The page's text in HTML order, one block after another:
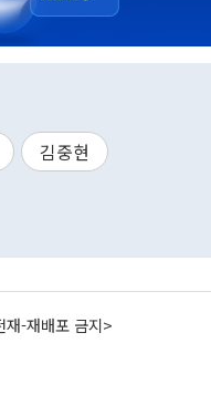
김중현
-재배포 금지>